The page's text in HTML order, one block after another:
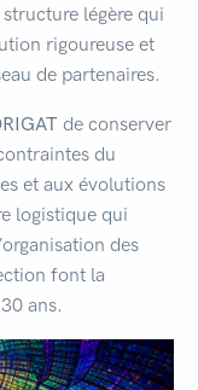
légère qui
rigoureuse et
de partenaires.
de conserver
du
et aux évolutions
logistique qui
des
font la
ans.